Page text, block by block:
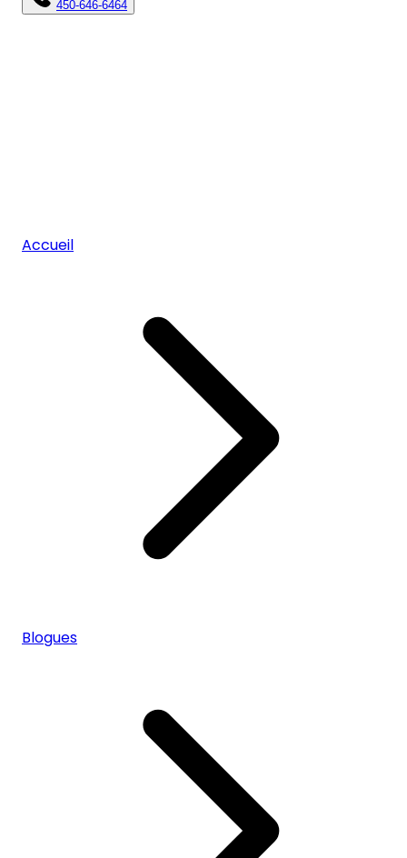
450-646-6464
Accueil
Blogues